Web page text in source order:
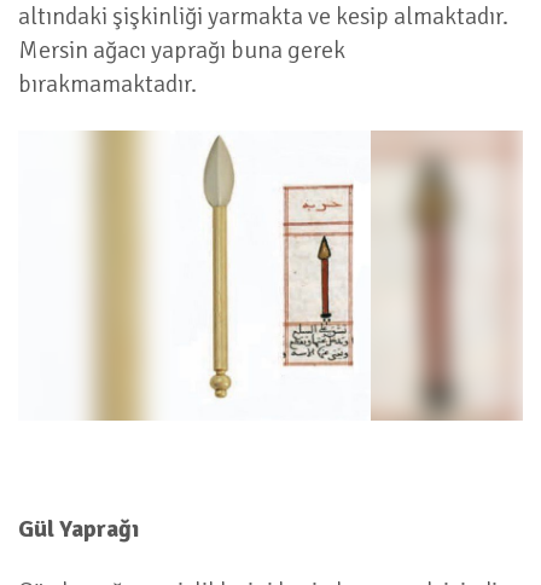
altındaki şişkinliği yarmakta ve kesip almaktadır.
Mersin ağacı yaprağı buna gerek
bırakmamaktadır.
Gül Yaprağı